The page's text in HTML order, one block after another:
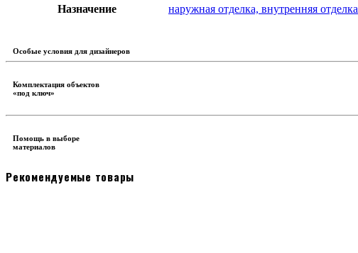
Назначение наружная отделка, внутренняя отделка
Особые условия для дизайнеров
Комплектация объектов
«под ключ»
Помощь в выборе
материалов
Рекомендуемые товары